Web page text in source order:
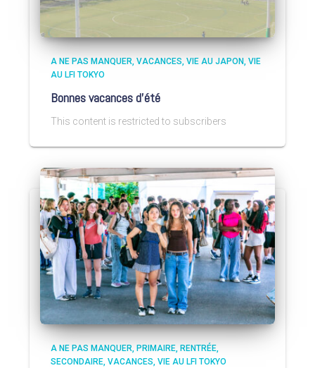
A NE PAS MANQUER VACANCES VIE AU JAPON VIE
AU LFI TOKYO
Bonnes vacances d’été
This content is restricted to subscribers
A NE PAS MANQUER PRIMAIRE RENTRÉE
SECONDAIRE VACANCES VIE AU LFI TOKYO